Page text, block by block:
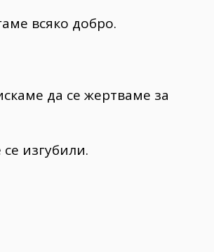
всяко добро.
да се жертваме за
изгубили.